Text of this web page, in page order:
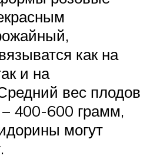
как на
и на
вес плодов
400-600 грамм,
могут